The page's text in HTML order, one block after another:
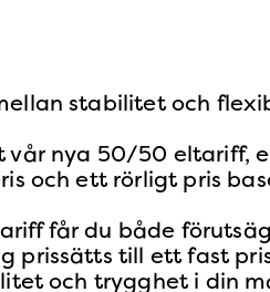
stabilitet och
vår nya 50/50 eltariff,
och ett rörligt pris
får du både
prissätts till ett fast
och trygghet i din